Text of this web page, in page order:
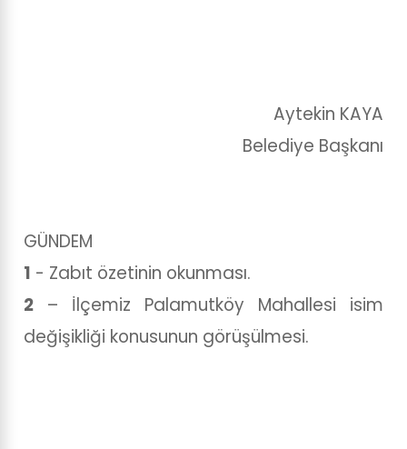
Aytekin KAYA
Belediye Başkanı
GÜNDEM
1 - Zabıt özetinin okunması.
2 – İlçemiz Palamutköy Mahallesi isim
değişikliği konusunun görüşülmesi.